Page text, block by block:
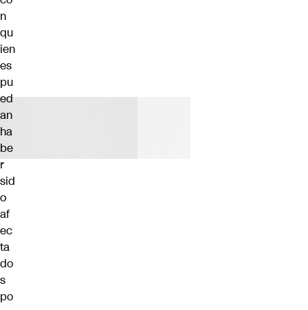
n
qu
ien
es
pu
ed
an
ha
be
r
sid
o
af
ec
ta
do
s
po